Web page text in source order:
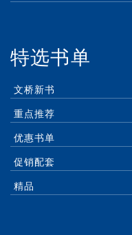
特选书单
文桥新书
重点推荐
优惠书单
促销配套
精品